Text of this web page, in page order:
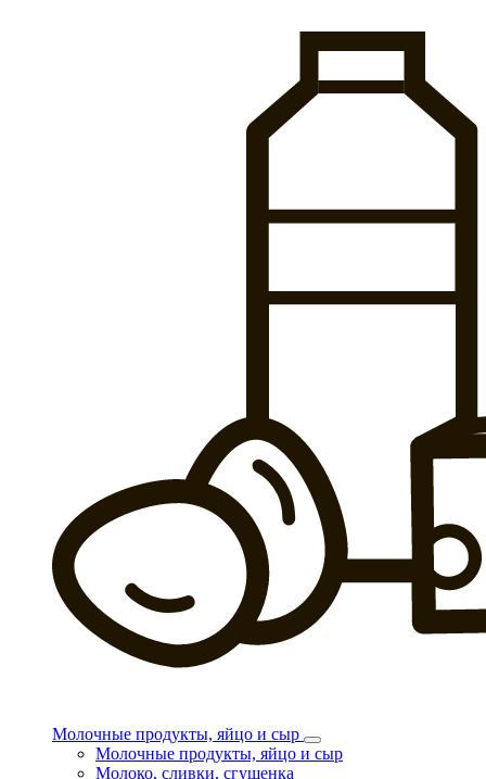
Молочные продукты, яйцо и сыр
Молочные продукты, яйцо и сыр
Молоко, сливки, сгущенка